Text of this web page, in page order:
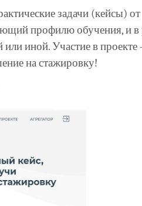
задачи (кейсы) от
профилю обучения, и в
иной. Участие в проекте
на стажировку!